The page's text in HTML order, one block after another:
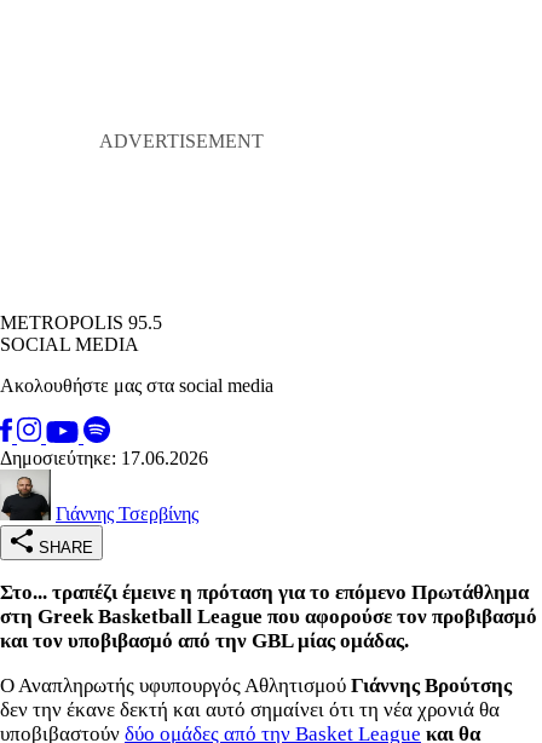
METROPOLIS 95.5
SOCIAL MEDIA
Ακολουθήστε μας στα social media
Δημοσιεύτηκε: 17.06.2026
Γιάννης Τσερβίνης
SHARE
Στο... τραπέζι έμεινε η πρόταση για το επόμενο Πρωτάθλημα
στη Greek Basketball League που αφορούσε τον προβιβασμό
και τον υποβιβασμό από την GBL μίας ομάδας.
Ο Αναπληρωτής υφυπουργός Αθλητισμού Γιάννης Βρούτσης
δεν την έκανε δεκτή και αυτό σημαίνει ότι τη νέα χρονιά θα
υποβιβαστούν δύο ομάδες από την Basket League και θα